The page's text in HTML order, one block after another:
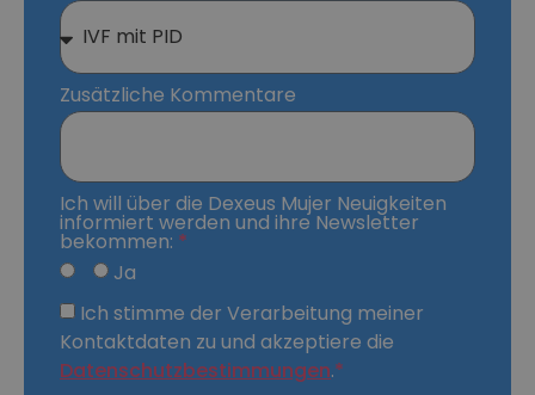
Zusätzliche Kommentare
Ich will über die Dexeus Mujer Neuigkeiten
informiert werden und ihre Newsletter
bekommen:
Ja
Ich stimme der Verarbeitung meiner
Kontaktdaten zu und akzeptiere die
Datenschutzbestimmungen.